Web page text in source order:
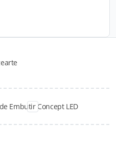
Embutir Concept LED
Download